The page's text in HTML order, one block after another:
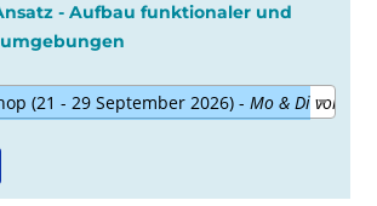
- Aufbau funktionaler und
(21 - 29 September 2026) -Mo & Di